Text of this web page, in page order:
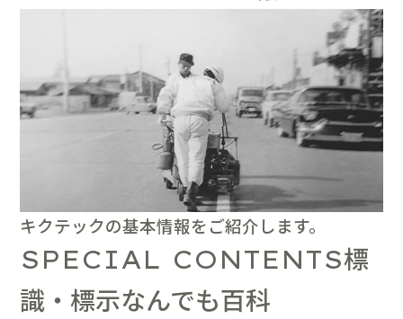
キクテックの基本情報をご紹介します。
SPECIAL CONTENTS標
識・標示なんでも百科